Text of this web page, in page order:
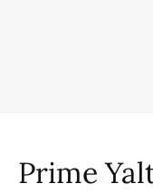
Prime